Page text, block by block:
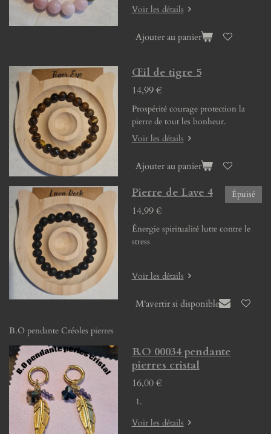
Voir les détails
Ajouter au panier
Œil de tigre 5
14,99 €
Prospérité courage protection la
pierre de tout les bonheur.
Voir les détails
Ajouter au panier
Épuisé
Pierre de Lave 4
14,99 €
Énergie spiritualité lutte contre le
stress
Voir les détails
M'avertir si disponible
B.O pendante Créoles pierres
B.O 00034 pendante
pierres cristal
16,00 €
Voir les détails